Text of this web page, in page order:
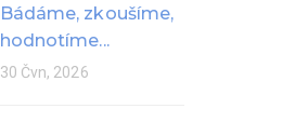
Bádáme, zkoušíme,
hodnotíme...
30 Čvn, 2026